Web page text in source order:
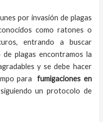
por invasión de plagas
como ratones o
entrando a buscar
plagas encontramos la
y se debe hacer
parafumigaciones en
siguiendo un protocolo de